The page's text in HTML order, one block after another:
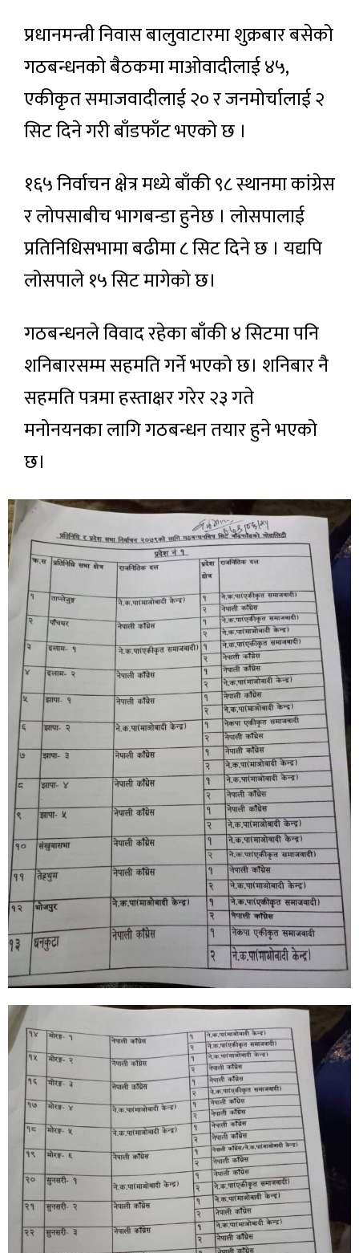
प्रधानमन्त्री निवास बालुवाटारमा शुक्रबार बसेको
गठबन्धनको बैठकमा माओवादीलाई ४५,
एकीकृत समाजवादीलाई २० र जनमोर्चालाई २
सिट दिने गरी बाँडफाँट भएको छ ।
१६५ निर्वाचन क्षेत्र मध्ये बाँकी ९८ स्थानमा कांग्रेस
र लोपसाबीच भागबन्डा हुनेछ । लोसपालाई
प्रतिनिधिसभामा बढीमा ८ सिट दिने छ । यद्यपि
लोसपाले १५ सिट मागेको छ।
गठबन्धनले विवाद रहेका बाँकी ४ सिटमा पनि
शनिबारसम्म सहमति गर्ने भएको छ। शनिबार नै
सहमति पत्रमा हस्ताक्षर गरेर २३ गते
मनोनयनका लागि गठबन्धन तयार हुने भएको
छ।